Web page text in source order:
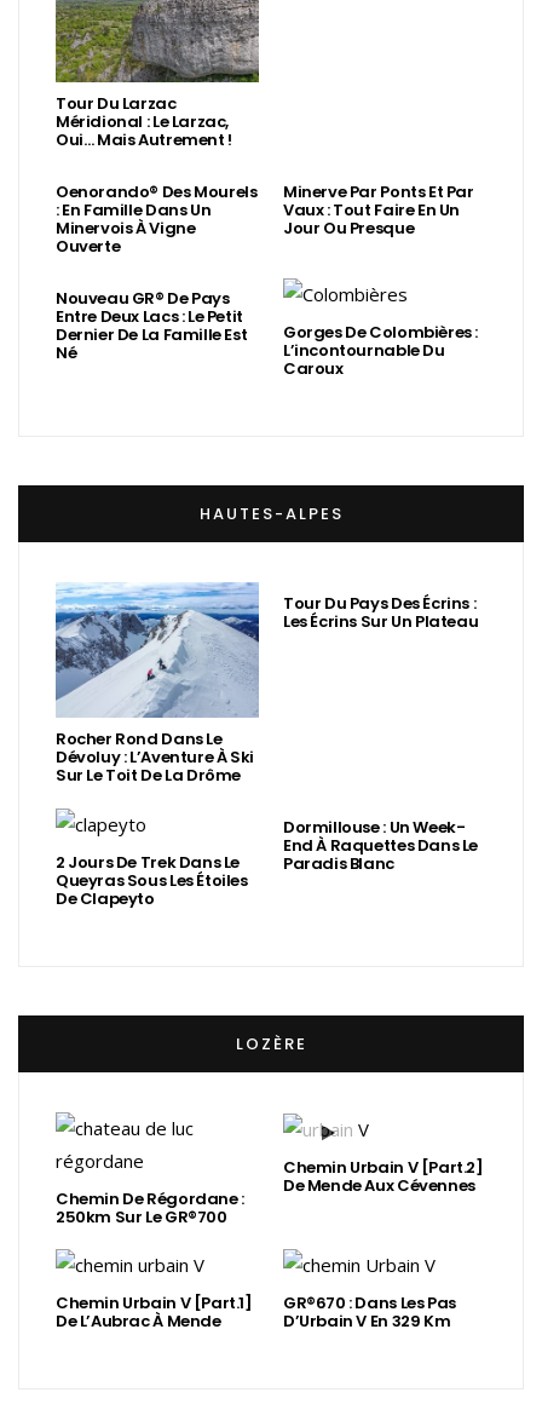
Tour Du Larzac
Méridional : Le Larzac,
Oui… Mais Autrement !
Oenorando® Des Mourels
: En Famille Dans Un
Minervois À Vigne
Ouverte
Minerve Par Ponts Et Par
Vaux : Tout Faire En Un
Jour Ou Presque
Nouveau GR® De Pays
Entre Deux Lacs : Le Petit
Dernier De La Famille Est
Né
Gorges De Colombières :
L’incontournable Du
Caroux
HAUTES-ALPES
Rocher Rond Dans Le
Dévoluy : L’Aventure À Ski
Sur Le Toit De La Drôme
Tour Du Pays Des Écrins :
Les Écrins Sur Un Plateau
2 Jours De Trek Dans Le
Queyras Sous Les Étoiles
De Clapeyto
Dormillouse : Un Week-
End À Raquettes Dans Le
Paradis Blanc
LOZÈRE
Chemin De Régordane :
250km Sur Le GR®700
Chemin Urbain V [Part.2]
De Mende Aux Cévennes
Chemin Urbain V [Part.1]
De L’Aubrac À Mende
GR®670 : Dans Les Pas
D’Urbain V En 329 Km